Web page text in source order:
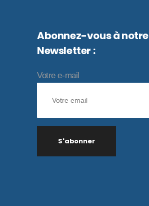
Abonnez-vous à notre
Newsletter :
Votre e-mail